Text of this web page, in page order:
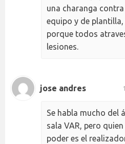
una charanga
equipo y de
porque todos
lesiones.
jose andres
Se habla mucho del
sala VAR, pero
poder es el